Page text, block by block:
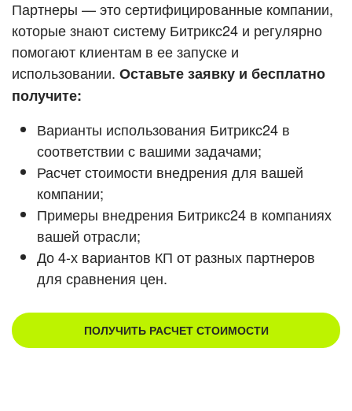
ВХОД
ВХОД
Смотреть видеокейсы
Партнеры — это сертифицированные компании,
которые знают систему Битрикс24 и регулярно
помогают клиентам в ее запуске и
использовании. Оставьте заявку и бесплатно
получите:
Варианты использования Битрикс24 в
соответствии с вашими задачами;
Расчет стоимости внедрения для вашей
компании;
Примеры внедрения Битрикс24 в компаниях
вашей отрасли;
До 4-х вариантов КП от разных партнеров
для сравнения цен.
ПОЛУЧИТЬ РАСЧЕТ СТОИМОСТИ